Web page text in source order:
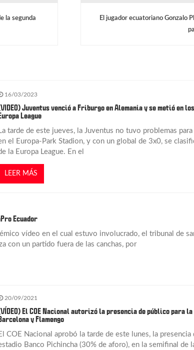
la segunda
El jugador ecuatoriano Gonzalo
16/03/2023
Juventus venció a Friburgo en Alemania y se metió en
Europa League
La tarde de este jueves, la Juventus no tuvo problemas
el Europa-Park Stadion, y con un global de 3x0, se
la Europa League. En el
LEER MÁS
Ecuador
vídeo en el cual estuvo involucrado, el tribunal de
con un partido fuera de las canchas, por
20/09/2021
El COE Nacional autorizó la presencia de público para
Barcelona y Flamengo
El COE Nacional aprobó la tarde de este lunes, la presencia
Banco Pichincha (30% de aforo), en la semifinal de